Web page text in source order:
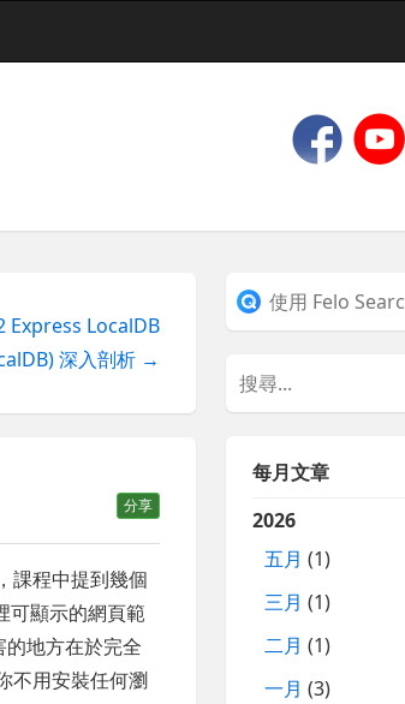
Express LocalDB
深入剖析 →
分享
課程中提到幾個
可顯示的網頁範
地方在於完全
不用安裝任何瀏
每月文章
2026
五月 (1)
三月 (1)
二月 (1)
一月 (3)